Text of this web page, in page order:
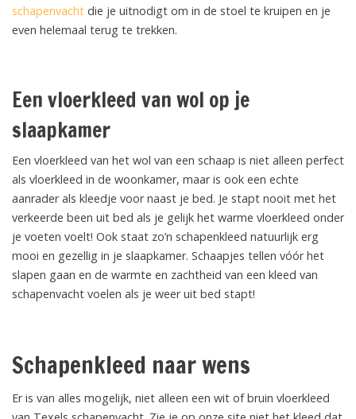
schapenvacht die je uitnodigt om in de stoel te kruipen en je
even helemaal terug te trekken.
Een vloerkleed van wol op je
slaapkamer
Een vloerkleed van het wol van een schaap is niet alleen perfect
als vloerkleed in de woonkamer, maar is ook een echte
aanrader als kleedje voor naast je bed. Je stapt nooit met het
verkeerde been uit bed als je gelijk het warme vloerkleed onder
je voeten voelt! Ook staat zo’n schapenkleed natuurlijk erg
mooi en gezellig in je slaapkamer. Schaapjes tellen vóór het
slapen gaan en de warmte en zachtheid van een kleed van
schapenvacht voelen als je weer uit bed stapt!
Schapenkleed naar wens
Er is van alles mogelijk, niet alleen een wit of bruin vloerkleed